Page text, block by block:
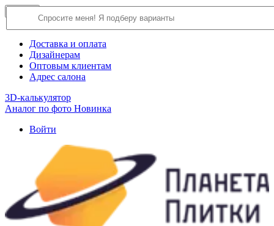
О компании
Доставка и оплата
Дизайнерам
Оптовым клиентам
Адрес салона
3D-калькулятор
Аналог по фото Новинка
Войти